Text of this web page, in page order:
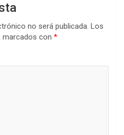
no será publicada. Los
con *